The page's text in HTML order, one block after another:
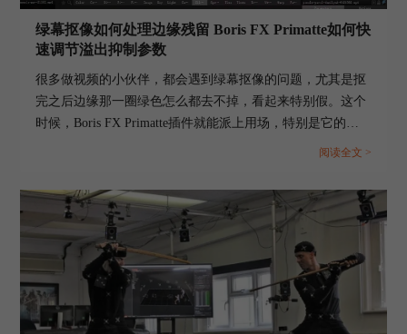
绿幕抠像如何处理边缘残留 Boris FX Primatte如何快
速调节溢出抑制参数
很多做视频的小伙伴，都会遇到绿幕抠像的问题，尤其是抠
完之后边缘那一圈绿色怎么都去不掉，看起来特别假。这个
时候，Boris FX Primatte插件就能派上用场，特别是它的溢
出抑制功能，可以很快搞定这些恼人的绿边问题。今天我们
Primatte如何快速调节溢出抑制参数，让视频效果干净又自
然。...
阅读全文 >